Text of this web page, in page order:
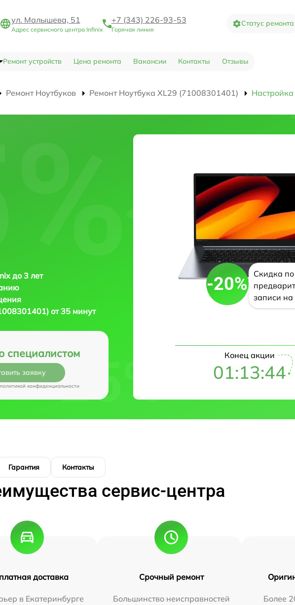
ул. Малышева, 51
Адрес сервисного центра Infinix
+7 (343) 226-93-53
Горячая линия
Статус ремонта
Ремонт устройств Цена ремонта Вакансии Контакты Отзывы
Ремонт Ноутбуков Ремонт Ноутбука XL29 (71008301401)
до 3 лет
от 35 минут
специалистом
заявку
политикой конфиденциальности
-20%
Скидка по
записи на
Конец акции
01:13:43
Гарантия Контакты
сервис-центра
доставка
в Екатеринбурге
Срочный ремонт
Большинство неисправностей
Более